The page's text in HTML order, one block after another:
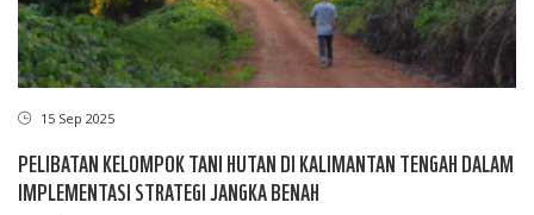
15 Sep 2025
PELIBATAN KELOMPOK TANI HUTAN DI KALIMANTAN TENGAH DALAM
IMPLEMENTASI STRATEGI JANGKA BENAH